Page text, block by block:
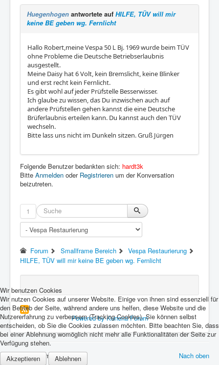
Huegenhogen antwortete auf HILFE, TÜV will mir
keine BE geben wg. Fernlicht
Hallo Robert,meine Vespa 50 L Bj. 1969 wurde beim TÜV
ohne Probleme die Deutsche Betriebserlaubnis
ausgestellt.
Meine Daisy hat 6 Volt, kein Bremslicht, keine Blinker
und erst recht kein Fernlicht.
Es gibt wohl auf jeder Prüfstelle Besserwisser.
Ich glaube zu wissen, das Du inzwischen auch auf
andere Prüfstellen gehen kannst die eine Deutsche
Brüferlaubnis erteilen kann. Du kannst auch den TÜV
wechseln.
Bitte lass uns nicht im Dunkeln sitzen. Gruß Jürgen
Folgende Benutzer bedankten sich: hardt3k
Bitte Anmelden oder Registrieren um der Konversation
beizutreten.
1
Forum Smallframe Bereich
Vespa Restaurierung
HILFE, TÜV will mir keine BE geben wg. Fernlicht
Powered by Kunena Forum
Nach oben
© 2026 Forum Vespa Cult
Wir benutzen Cookies
Wir nutzen Cookies auf unserer Website. Einige von ihnen sind essenziell für
den Betrieb der Seite, während andere uns helfen, diese Website und die
Nutzererfahrung zu verbessern (Tracking Cookies). Sie können selbst
entscheiden, ob Sie die Cookies zulassen möchten. Bitte beachten Sie, dass
bei einer Ablehnung womöglich nicht mehr alle Funktionalitäten der Seite zur
Verfügung stehen.
Akzeptieren
Ablehnen